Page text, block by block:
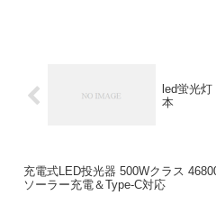
led蛍光
本
充電式LED投光器 500Wクラス
ソーラー充電＆Type-C対応